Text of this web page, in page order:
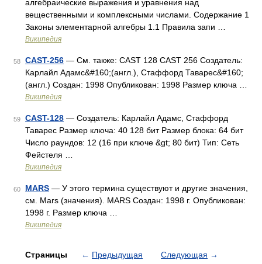
алгебраические выражения и уравнения над
вещественными и комплексными числами. Содержание 1
Законы элементарной алгебры 1.1 Правила запи …
Википедия
58 CAST-256 — См. также: CAST 128 CAST 256 Создатель:
Карлайл Адамс&#160;(англ.), Стаффорд Таварес&#160;
(англ.) Создан: 1998 Опубликован: 1998 Размер ключа …
Википедия
59 CAST-128 — Создатель: Карлайл Адамс, Стаффорд
Таварес Размер ключа: 40 128 бит Размер блока: 64 бит
Число раундов: 12 (16 при ключе &gt; 80 бит) Тип: Сеть
Фейстеля …
Википедия
60 MARS — У этого термина существуют и другие значения,
см. Mars (значения). MARS Создан: 1998 г. Опубликован:
1998 г. Размер ключа …
Википедия
Страницы ← Предыдущая Следующая →